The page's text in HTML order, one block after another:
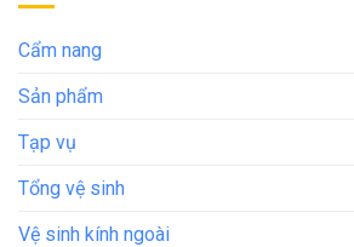
Cẩm nang
Sản phẩm
Tạp vụ
Tổng vệ sinh
Vệ sinh kính ngoài